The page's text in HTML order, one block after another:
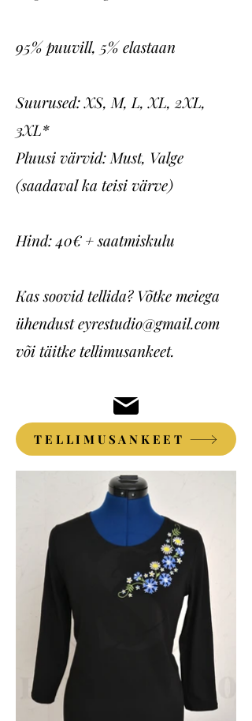
95% puuvill, 5% elastaan
Suurused: XS, M, L, XL, 2XL,
3XL*
Pluusi värvid: Must, Valge
(saadaval ka teisi värve)
Hind: 40€ + saatmiskulu
Kas soovid tellida? Võtke meiega
ühendusteyrestudio@gmail.com
või täitke tellimusankeet.
TELLIMUSANKEET